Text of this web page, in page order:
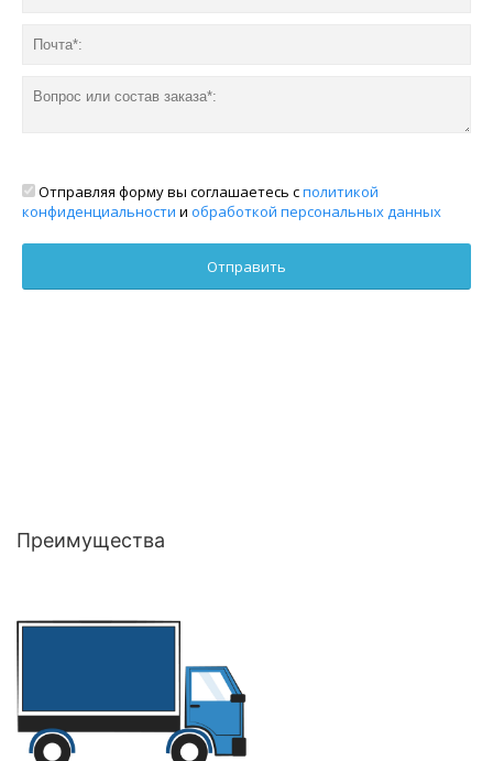
Отправляя форму вы соглашаетесь сполитикой
конфиденциальности и обработкой персональных данных
Преимущества